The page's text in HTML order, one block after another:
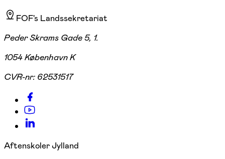
FOF's Landssekretariat
Peder Skrams Gade 5, 1.
1054 København K
CVR-nr: 62531517
Aftenskoler Jylland